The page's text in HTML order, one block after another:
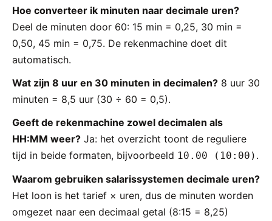
Hoe converteer ik minuten naar decimale uren?
Deel de minuten door 60: 15 min = 0,25, 30 min =
0,50, 45 min = 0,75. De rekenmachine doet dit
automatisch.
Wat zijn 8 uur en 30 minuten in decimalen? 8 uur 30
minuten = 8,5 uur (30 ÷ 60 = 0,5).
Geeft de rekenmachine zowel decimalen als
HH:MM weer? Ja: het overzicht toont de reguliere
tijd in beide formaten, bijvoorbeeld 10.00 (10:00) .
Waarom gebruiken salarissystemen decimale uren?
Het loon is het tarief × uren, dus de minuten worden
omgezet naar een decimaal getal (8:15 = 8,25)